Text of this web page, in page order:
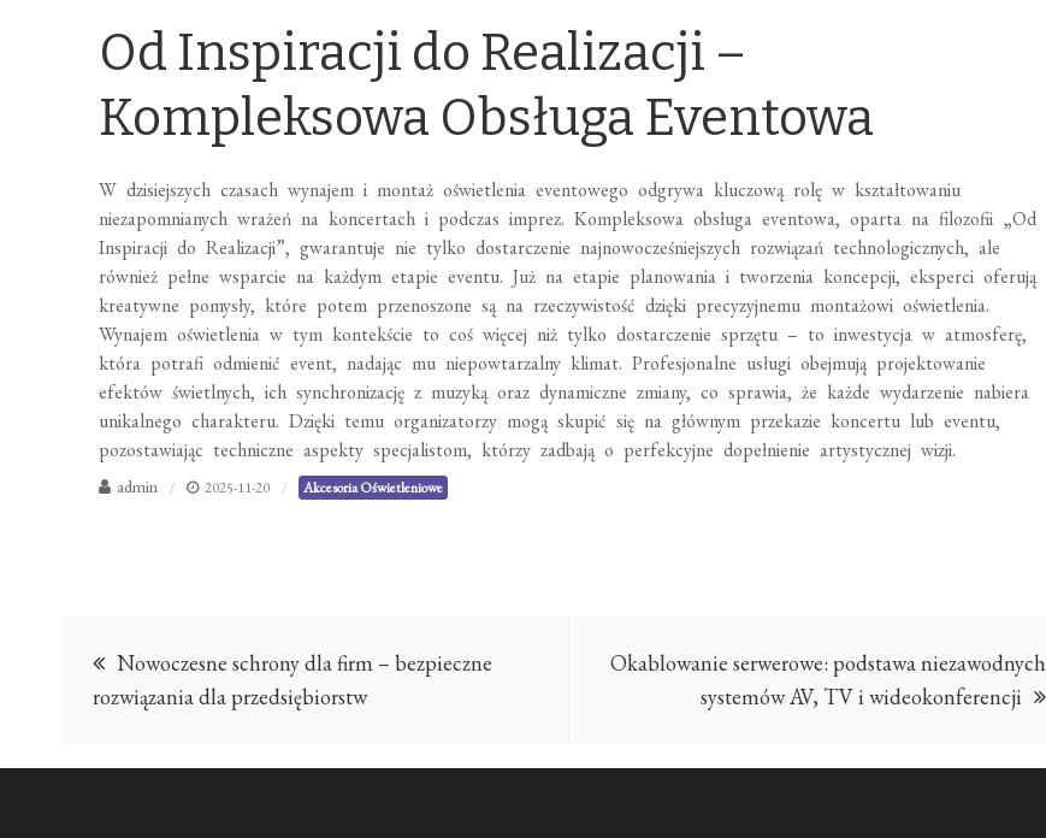
Od Inspiracji do Realizacji –
Kompleksowa Obsługa Eventowa
W dzisiejszych czasach wynajem i montaż oświetlenia eventowego odgrywa kluczową rolę w kształtowaniu
niezapomnianych wrażeń na koncertach i podczas imprez. Kompleksowa obsługa eventowa, oparta na filozofii „Od
Inspiracji do Realizacji”, gwarantuje nie tylko dostarczenie najnowocześniejszych rozwiązań technologicznych, ale
również pełne wsparcie na każdym etapie eventu. Już na etapie planowania i tworzenia koncepcji, eksperci oferują
kreatywne pomysły, które potem przenoszone są na rzeczywistość dzięki precyzyjnemu montażowi oświetlenia.
Wynajem oświetlenia w tym kontekście to coś więcej niż tylko dostarczenie sprzętu – to inwestycja w atmosferę,
która potrafi odmienić event, nadając mu niepowtarzalny klimat. Profesjonalne usługi obejmują projektowanie
efektów świetlnych, ich synchronizację z muzyką oraz dynamiczne zmiany, co sprawia, że każde wydarzenie nabiera
unikalnego charakteru. Dzięki temu organizatorzy mogą skupić się na głównym przekazie koncertu lub eventu,
pozostawiając techniczne aspekty specjalistom, którzy zadbają o perfekcyjne dopełnienie artystycznej wizji.
admin 2025-11-20 Akcesoria Oświetleniowe
Nawigacja
wpisu
Nowoczesne schrony dla firm – bezpieczne
rozwiązania dla przedsiębiorstw
Okablowanie serwerowe: podstawa niezawodnych
systemów AV, TV i wideokonferencji